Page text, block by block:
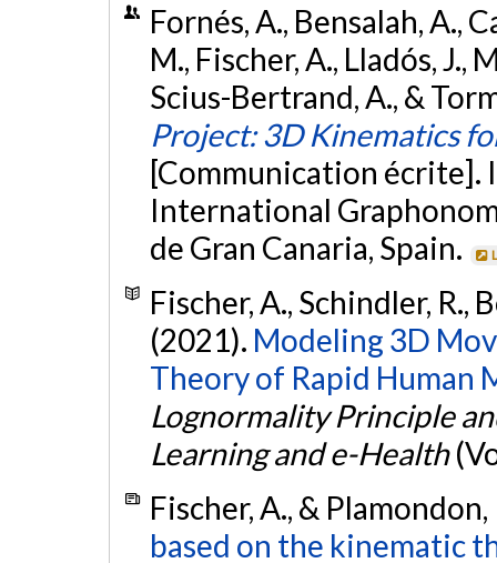
Fornés, A., Bensalah, A.,
M., Fischer, A., Lladós, J.,
Scius-Bertrand, A., &
Project: 3D Kinematics
[Communication
International
de Gran Canaria, Spain.
Fischer, A., Schindler, R.,
(2021). Modeling 3D
Theory of Rapid Human
Lognormality Principle
Learning and e-Health
Fischer, A., &
based on the kinematic